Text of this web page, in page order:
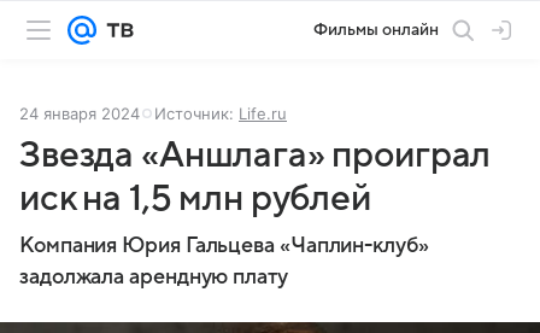
Фильмы онлайн
24 января 2024 Источник: Life.ru
Звезда «Аншлага» проиграл
иск на 1,5 млн рублей
Компания Юрия Гальцева «Чаплин-клуб»
задолжала арендную плату